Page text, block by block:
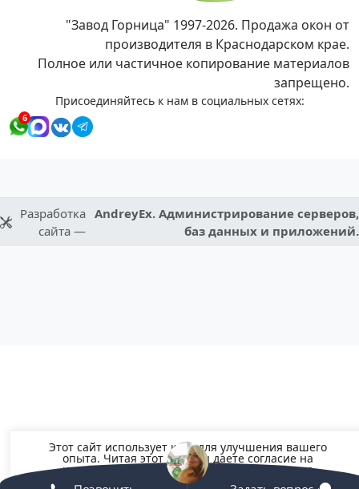
Этот сайт использует куки для улучшения вашего
опыта. Читая этот сайт вы даете согласие на
использование файлов Cookie, но вы можете
отказаться, если хотите.
"Завод Горница" 1997-2026. Продажа окон от
производителя в Краснодарском крае.
Полное или частичное копирование материалов
запрещено.
Присоединяйтесь к нам в социальных сетях:
6
Разработка
сайта —
AndreyEx. Администрирование серверов,
баз данных и приложений.